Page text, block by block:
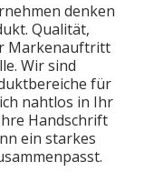
denken
Qualität,
Markenauftritt
Wir sind
für
nahtlos in Ihr
Handschrift
ein starkes